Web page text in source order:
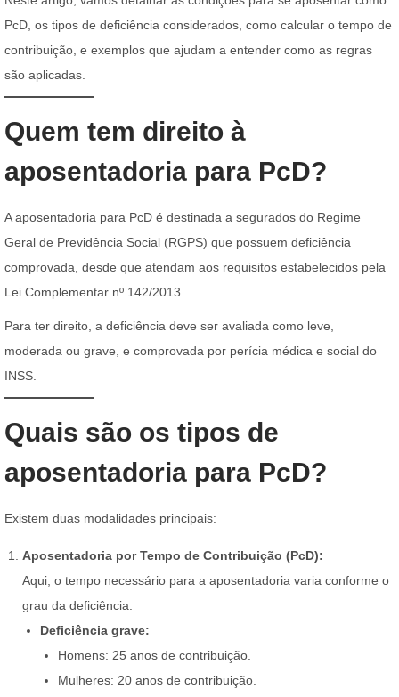
PcD, os tipos de deficiência considerados, como calcular o tempo de
contribuição, e exemplos que ajudam a entender como as regras
são aplicadas.
Quem tem direito à
aposentadoria para PcD?
A aposentadoria para PcD é destinada a segurados do Regime
Geral de Previdência Social (RGPS) que possuem deficiência
comprovada, desde que atendam aos requisitos estabelecidos pela
Lei Complementar nº 142/2013.
Para ter direito, a deficiência deve ser avaliada como leve,
moderada ou grave, e comprovada por perícia médica e social do
INSS.
Quais são os tipos de
aposentadoria para PcD?
Existem duas modalidades principais:
Aposentadoria por Tempo de Contribuição (PcD):
Aqui, o tempo necessário para a aposentadoria varia conforme o
grau da deficiência:
Deficiência grave:
Homens: 25 anos de contribuição.
Mulheres: 20 anos de contribuição.